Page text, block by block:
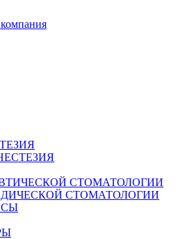
СТОМАТОЛОГИИ
СТОМАТОЛОГИИ